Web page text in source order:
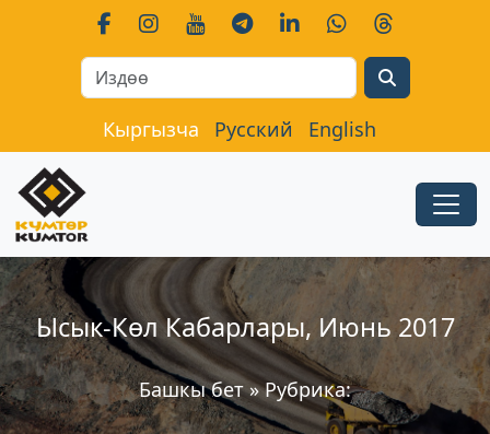
Кыргызча Русский English
Ысык-Көл Кабарлары, Июнь 2017
Башкы бет»Рубрика: